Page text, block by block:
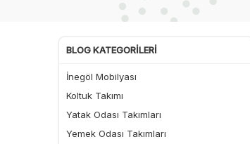
BLOG KATEGORILERI
İnegöl Mobilyası
Koltuk Takımı
Yatak Odası Takımları
Yemek Odası Takımları